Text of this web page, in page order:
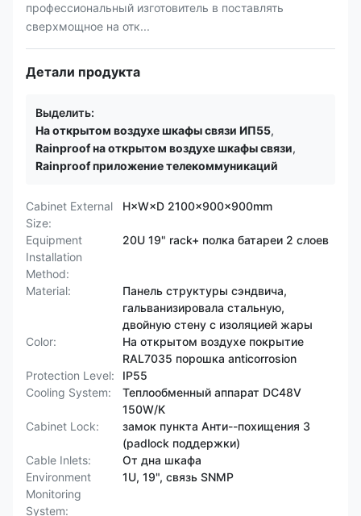
профессиональный изготовитель в поставлять
сверхмощное на отк...
Детали продукта
Выделить:
На открытом воздухе шкафы связи ИП55,
Rainproof на открытом воздухе шкафы связи,
Rainproof приложение телекоммуникаций
Cabinet External
Size:
H×W×D 2100×900×900mm
Equipment
Installation
Method:
20U 19" rack+ полка батареи 2 слоев
Material:
Панель структуры сэндвича,
гальванизировала стальную,
двойную стену с изоляцией жары
Color:
На открытом воздухе покрытие
RAL7035 порошка anticorrosion
Protection Level:
IP55
Cooling System:
Теплообменный аппарат DC48V
150W/K
Cabinet Lock:
замок пункта Анти--похищения 3
(padlock поддержки)
Cable Inlets:
От дна шкафа
Environment
Monitoring
System:
1U, 19", связь SNMP